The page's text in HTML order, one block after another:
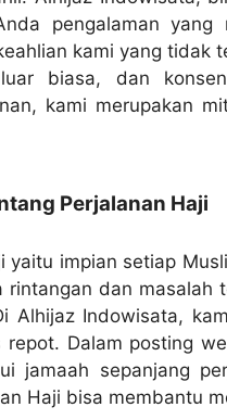
pengalaman yang
kami yang tidak
biasa, dan
kami merupakan
Perjalanan Haji
yaitu impian setiap
rintangan dan masalah
Alhijaz Indowisata,
Dalam posting
jamaah sepanjang
Haji bisa membantu